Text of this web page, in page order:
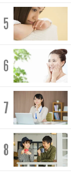
5
6
7
8